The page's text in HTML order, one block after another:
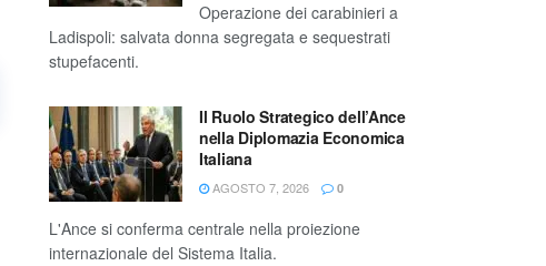
Operazione dei carabinieri a
Ladispoli: salvata donna segregata e sequestrati
stupefacenti.
Il Ruolo Strategico dell’Ance
nella Diplomazia Economica
Italiana
AGOSTO 7, 2026 0
L'Ance si conferma centrale nella proiezione
internazionale del Sistema Italia.